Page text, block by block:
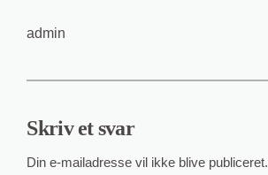
admin
Skriv et svar
Din e-mailadresse vil ikke blive publiceret.